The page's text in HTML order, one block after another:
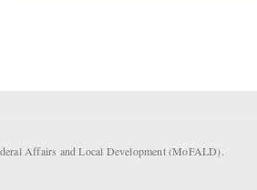
Affairs and Local Development (MoFALD).